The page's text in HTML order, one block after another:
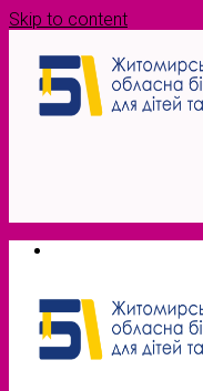
Skip to content